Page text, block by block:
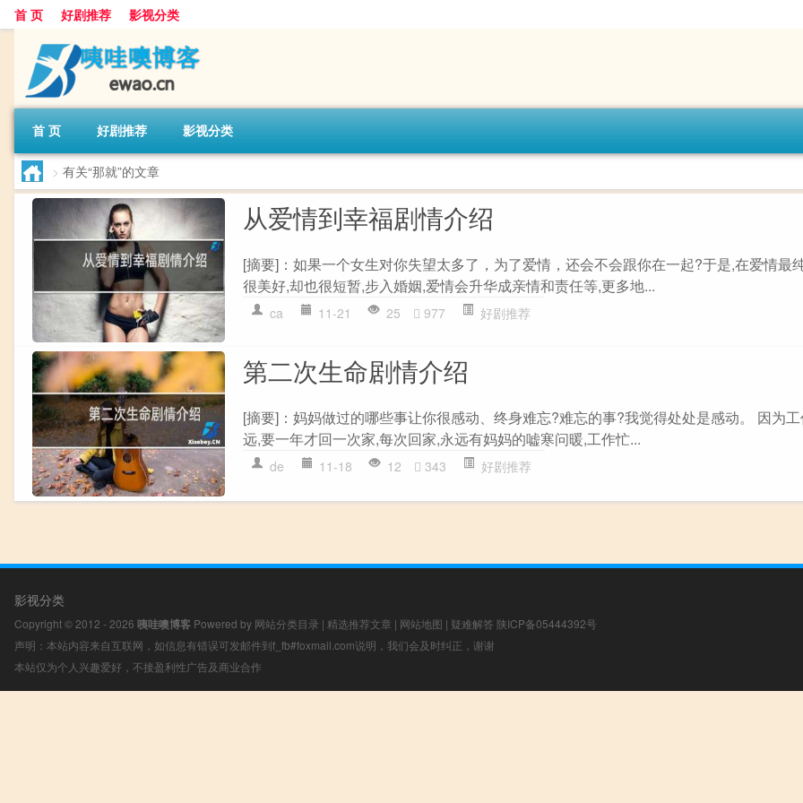
首 页 好剧推荐 影视分类
首 页 好剧推荐 影视分类
> 有关“那就”的文章
从爱情到幸福剧情介绍
[摘要]：如果一个女生对你失望太多了，为了爱情，还会不会跟你在一起?于是,在爱情最
很美好,却也很短暂,步入婚姻,爱情会升华成亲情和责任等,更多地...
ca 11-21 25 977 好剧推荐
第二次生命剧情介绍
[摘要]：妈妈做过的哪些事让你很感动、终身难忘?难忘的事?我觉得处处是感动。 因为
远,要一年才回一次家,每次回家,永远有妈妈的嘘寒问暖,工作忙...
de 11-18 12 343 好剧推荐
影视分类
Copyright © 2012 - 2026 咦哇噢博客 Powered by 网站分类目录 | 精选推荐文章 | 网站地图 | 疑难解答 陕ICP备05444392号
声明：本站内容来自互联网，如信息有错误可发邮件到f_fb#foxmail.com说明，我们会及时纠正，谢谢
本站仅为个人兴趣爱好，不接盈利性广告及商业合作